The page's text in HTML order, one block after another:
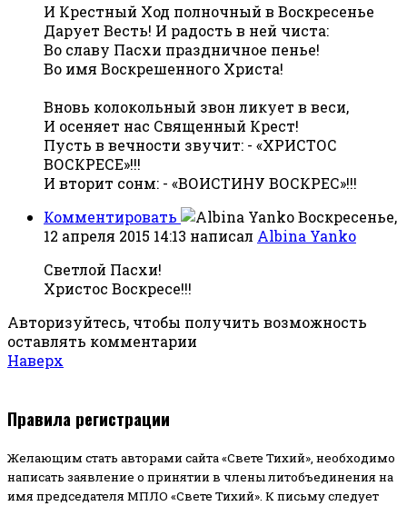
И Крестный Ход полночный в Воскресенье
Дарует Весть! И радость в ней чиста:
Во славу Пасхи праздничное пенье!
Во имя Воскрешенного Христа!
Вновь колокольный звон ликует в веси,
И осеняет нас Священный Крест!
Пусть в вечности звучит: - «ХРИСТОС
ВОСКРЕСЕ»!!!
И вторит сонм: - «ВОИСТИНУ ВОСКРЕС»!!!
Комментировать
Воскресенье,
12 апреля 2015 14:13 написал Albina Yanko
Светлой Пасхи!
Христос Воскресе!!!
Авторизуйтесь, чтобы получить возможность
оставлять комментарии
Наверх
Правила регистрации
Желающим стать авторами сайта «Свете Тихий», необходимо
написать заявление о принятии в члены литобъединения на
имя председателя МПЛО «Свете Тихий». К письму следует